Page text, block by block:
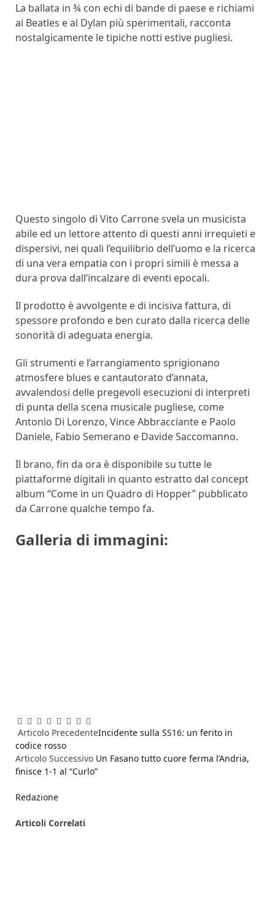
La ballata in ¾ con echi di bande di paese e richiami
ai Beatles e al Dylan più sperimentali, racconta
nostalgicamente le tipiche notti estive pugliesi.
Questo singolo di Vito Carrone svela un musicista
abile ed un lettore attento di questi anni irrequieti e
dispersivi, nei quali l’equilibrio dell’uomo e la ricerca
di una vera empatia con i propri simili è messa a
dura prova dall’incalzare di eventi epocali.
Il prodotto è avvolgente e di incisiva fattura, di
spessore profondo e ben curato dalla ricerca delle
sonorità di adeguata energia.
Gli strumenti e l’arrangiamento sprigionano
atmosfere blues e cantautorato d’annata,
avvalendosi delle pregevoli esecuzioni di interpreti
di punta della scena musicale pugliese, come
Antonio Di Lorenzo, Vince Abbracciante e Paolo
Daniele, Fabio Semerano e Davide Saccomanno.
Il brano, fin da ora è disponibile su tutte le
piattaforme digitali in quanto estratto dal concept
album “Come in un Quadro di Hopper” pubblicato
da Carrone qualche tempo fa.
Galleria di immagini:
Facebook
Twitter
Pinterest
LinkedIn
Reddit
WhatsApp
Telegram
Email
Articolo PrecedenteIncidente sulla SS16: un ferito in
codice rosso
Articolo Successivo Un Fasano tutto cuore ferma l’Andria,
finisce 1-1 al “Curlo”
Redazione
Articoli Correlati